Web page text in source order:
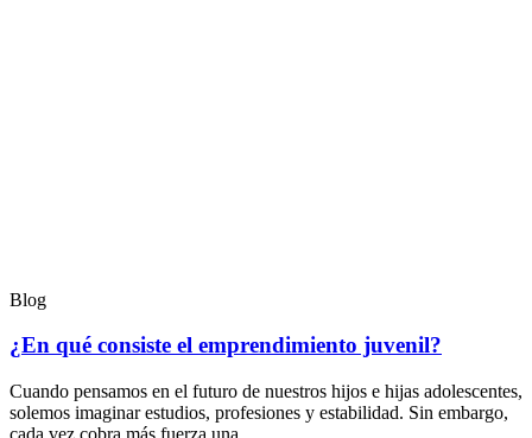
Blog
¿En qué consiste el emprendimiento juvenil?
Cuando pensamos en el futuro de nuestros hijos e hijas adolescentes,
solemos imaginar estudios, profesiones y estabilidad. Sin embargo,
cada vez cobra más fuerza una